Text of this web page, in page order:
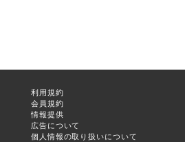
利用規約
会員規約
情報提供
広告について
個人情報の取り扱いについて